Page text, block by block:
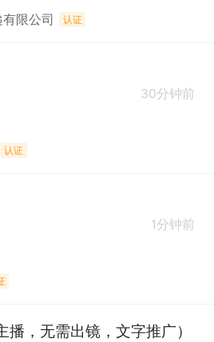
限公司 认证
30分钟前
认证
1分钟前
，无需出镜，文字推广）